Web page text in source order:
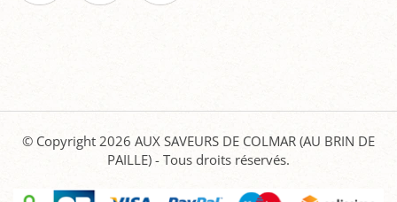
© Copyright 2026 AUX SAVEURS DE COLMAR (AU BRIN DE
PAILLE) - Tous droits réservés.